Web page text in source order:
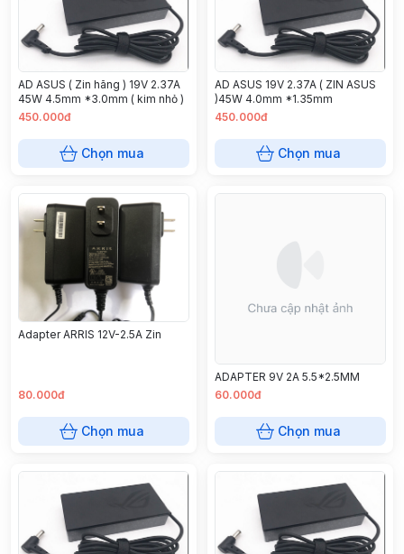
AD ASUS ( Zin hãng ) 19V 2.37A
45W 4.5mm *3.0mm ( kim nhỏ )
450.000đ
Chọn mua
AD ASUS 19V 2.37A ( ZIN ASUS
)45W 4.0mm *1.35mm
450.000đ
Chọn mua
Adapter ARRIS 12V-2.5A Zin
80.000đ
Chọn mua
ADAPTER 9V 2A 5.5*2.5MM
60.000đ
Chọn mua